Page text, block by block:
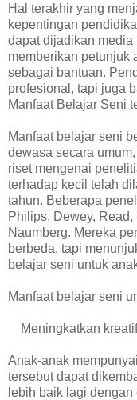
Hal terakhir yang
kepentingan
dapat dijadikan media
memberikan petunjuk
sebagai bantuan.
profesional, tapi juga
Manfaat Belajar Seni
Manfaat belajar seni
dewasa secara
riset mengenai
terhadap kecil telah
tahun. Beberapa
Philips, Dewey,
Naumberg. Mereka
berbeda, tapi
belajar seni untuk
Manfaat belajar seni
Meningkatkan
Anak-anak
tersebut dapat
lebih baik lagi